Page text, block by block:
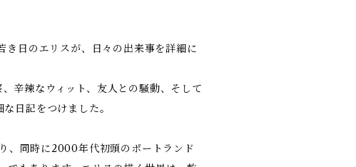
日のエリスが、日々の出来事を詳細に
辛辣なウィット、友人との騒動、そして
日記をつけました。
、同時に2000年代初頭のポートランド